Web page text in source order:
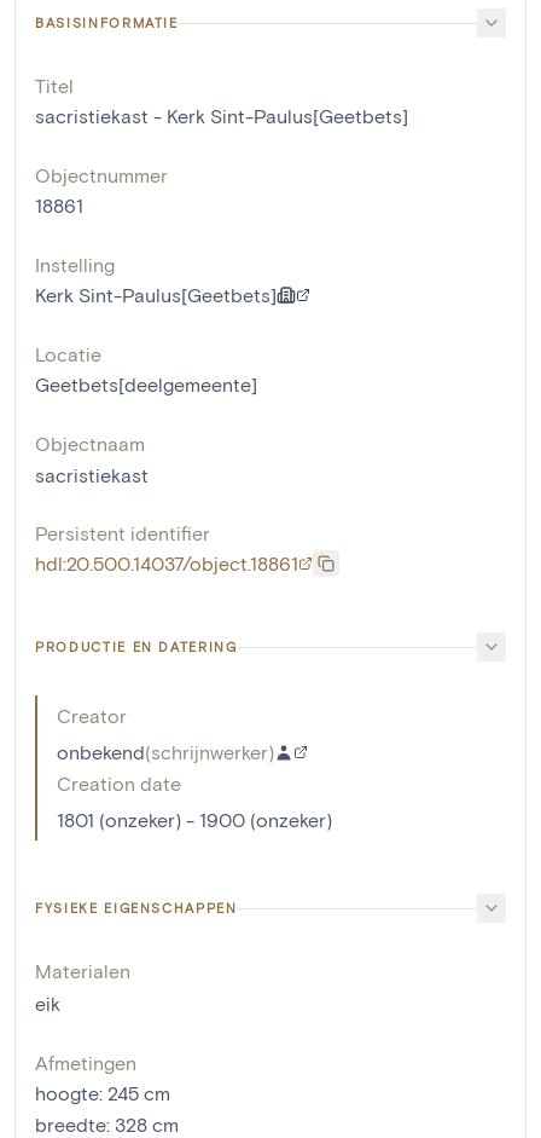
BASISINFORMATIE
Titel
sacristiekast - Kerk Sint-Paulus[Geetbets]
Objectnummer
18861
Instelling
Kerk Sint-Paulus[Geetbets]
Locatie
Geetbets[deelgemeente]
Objectnaam
sacristiekast
Persistent identifier
hdl:20.500.14037/object.18861
PRODUCTIE EN DATERING
Creator
onbekend(schrijnwerker)
Creation date
1801 (onzeker) - 1900 (onzeker)
FYSIEKE EIGENSCHAPPEN
Materialen
eik
Afmetingen
hoogte: 245 cm
breedte: 328 cm